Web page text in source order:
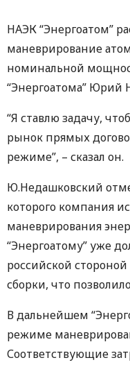
НАЭК“Энергоатом”
маневрирование
номинальной
“Энергоатома” Юрий
“Я ставлю задачу,
рынок прямых
режиме”, – сказал он.
Ю.Недашковский
которого компания
маневрирования
“Энергоатому” уже
российской
сборки, что
В дальнейшем
режиме
Соответствующие